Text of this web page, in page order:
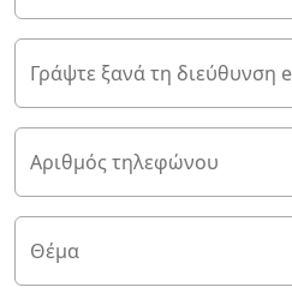
Γράψτε ξανά τη διεύθυνση
Αριθμός τηλεφώνου
Θέμα